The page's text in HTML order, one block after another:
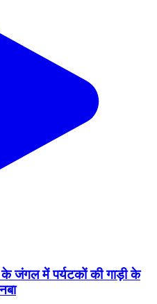
के जंगल में पर्यटकों की गाड़ी के